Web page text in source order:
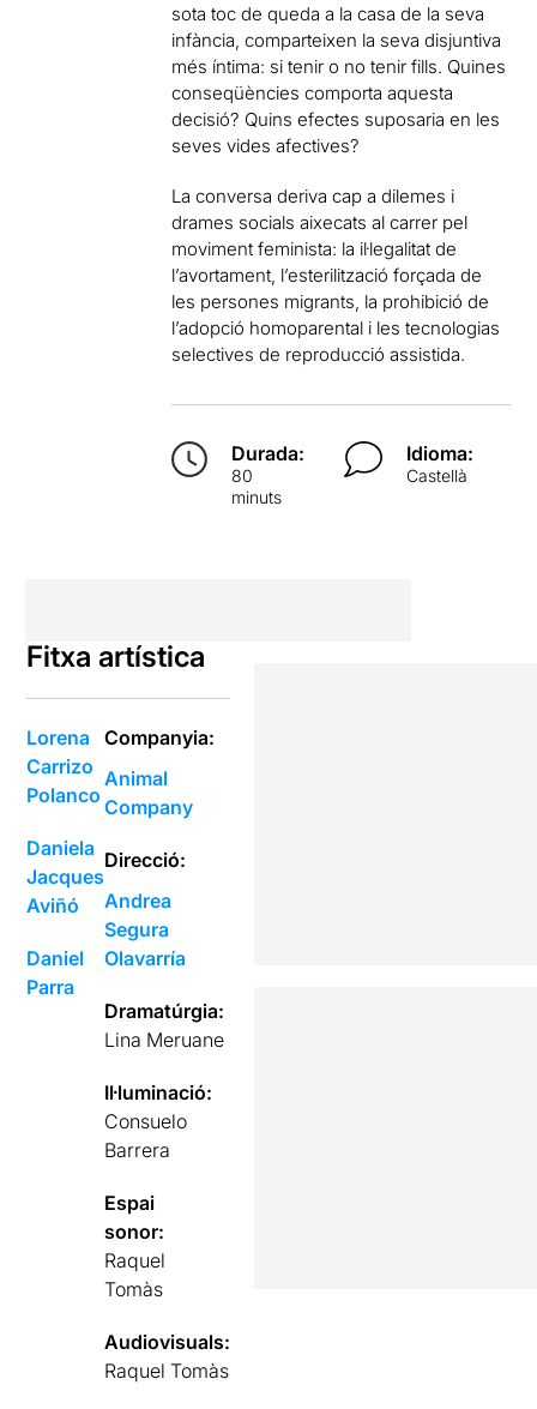
sota toc de queda a la casa de la seva
infància, comparteixen la seva disjuntiva
més íntima: si tenir o no tenir fills. Quines
conseqüències comporta aquesta
decisió? Quins efectes suposaria en les
seves vides afectives?
La conversa deriva cap a dilemes i
drames socials aixecats al carrer pel
moviment feminista: la il·legalitat de
l’avortament, l’esterilització forçada de
les persones migrants, la prohibició de
l’adopció homoparental i les tecnologias
selectives de reproducció assistida.
Durada:
80
minuts
Idioma:
Castellà
Fitxa artística
Lorena
Carrizo
Polanco
Daniela
Jacques
Aviñó
Daniel
Parra
Companyia:
Animal
Company
Direcció:
Andrea
Segura
Olavarría
Dramatúrgia:
Lina Meruane
Il·luminació:
Consuelo
Barrera
Espai
sonor:
Raquel
Tomàs
Audiovisuals:
Raquel Tomàs